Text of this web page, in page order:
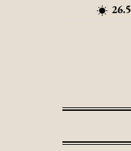
26.5